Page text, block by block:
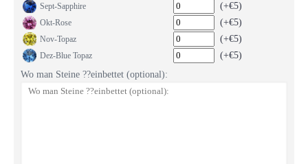
Sept-Sapphire (+€5)
Okt-Rose (+€5)
Nov-Topaz (+€5)
Dez-Blue Topaz
(+€5)
Wo man Steine ??einbettet (optional):